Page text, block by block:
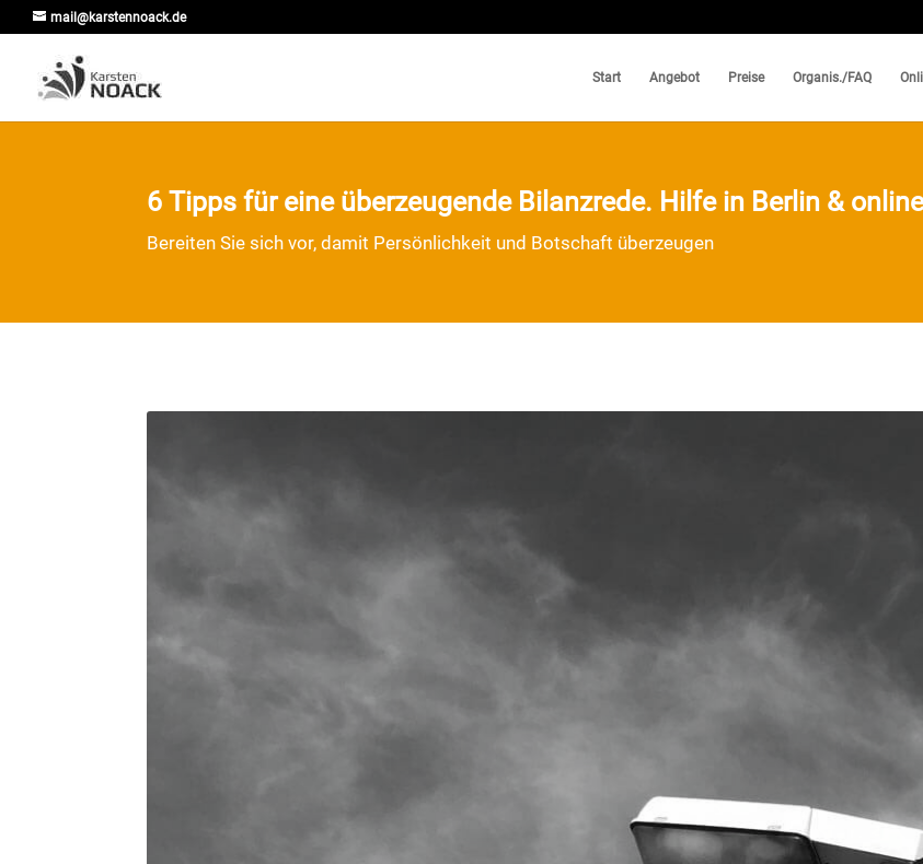
mail@karstennoack.de
Start Angebot Preise Organis./FAQ
6 Tipps für eine überzeugende Bilanzrede. Hilfe in Berlin &
Bereiten Sie sich vor, damit Persönlichkeit und Botschaft überzeugen